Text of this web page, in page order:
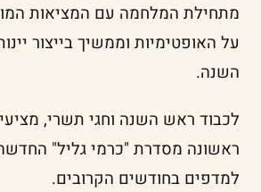
מתחילת המלחמה עם המציאות
על האופטימיות וממשיך בייצור
השנה.
לכבוד ראש השנה וחגי תשרי,
ראשונה מסדרת "כרמי גליל"
למדפים בחודשים הקרובים.